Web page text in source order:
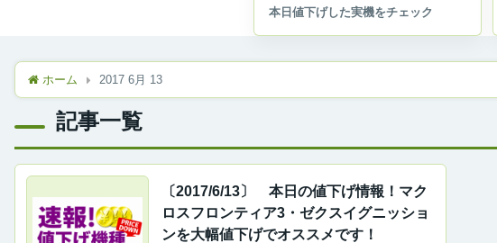
ホーム 2017 6月 13
記事一覧
〔2017/6/13〕 本日の値下げ情報！マク
ロスフロンティア3・ゼクスイグニッショ
ンを大幅値下げでオススメです！